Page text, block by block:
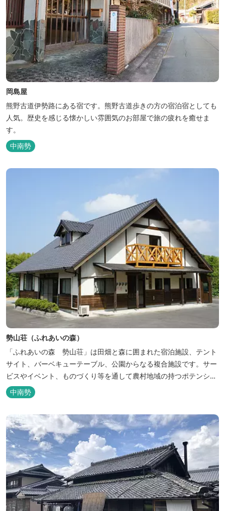
岡島屋
熊野古道伊勢路にある宿です。熊野古道歩きの方の宿泊宿としても
人気。歴史を感じる懐かしい雰囲気のお部屋で旅の疲れを癒せま
す。
中南勢
勢山荘（ふれあいの森）
「ふれあいの森 勢山荘」は田畑と森に囲まれた宿泊施設、テント
サイト、バーベキューテーブル、公園からなる複合施設です。サー
ビスやイベント、ものづくり等を通して農村地域の持つポテンシャ
ルを発信しています。 めだかやタガメなど水生生物が生息し、初夏
にはホタルが飛び交う「メダカ池」や、約９０００本のあじさいが
植えられた「あじさいの小径」を散策し、遠い昔に過ごした懐かし
い田舎にタイムスリップしてみま...
中南勢